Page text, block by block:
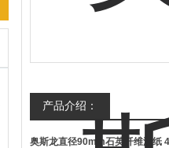
产品介绍：
奥斯龙直径90mm石英纤维滤纸